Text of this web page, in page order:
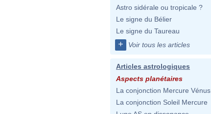
Astro sidérale ou tropicale ?
Le signe du Bélier
Le signe du Taureau
+ Voir tous les articles
Articles astrologiques
Aspects planétaires
La conjonction Mercure Vénus
La conjonction Soleil Mercure